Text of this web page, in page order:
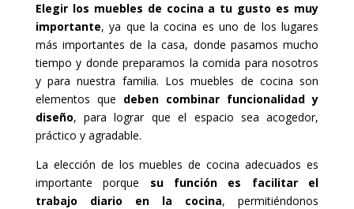
Elegir los muebles de cocina a tu gusto es muy
importante, ya que la cocina es uno de los lugares
más importantes de la casa, donde pasamos mucho
tiempo y donde preparamos la comida para nosotros
y para nuestra familia. Los muebles de cocina son
elementos que deben combinar funcionalidad y
diseño, para lograr que el espacio sea acogedor,
práctico y agradable.
La elección de los muebles de cocina adecuados es
importante porque su función es facilitar el
trabajo diario en la cocina, permitiéndonos